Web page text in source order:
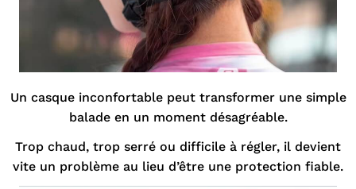
Un casque inconfortable peut transformer une simple
balade en un moment désagréable.
Trop chaud, trop serré ou difficile à régler, il devient
vite un problème au lieu d’être une protection fiable.